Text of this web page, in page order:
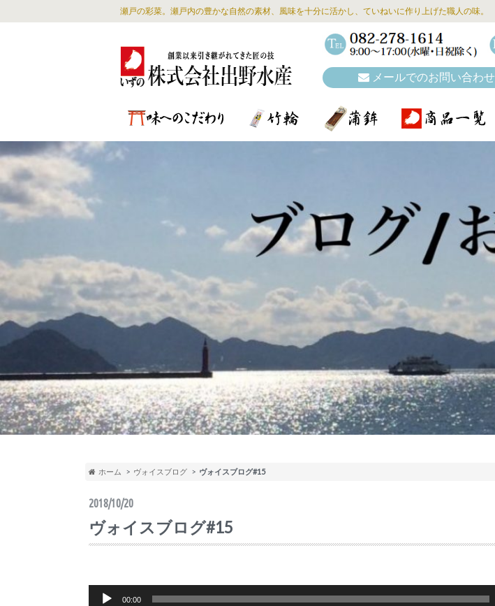
瀬戸の彩菜。瀬戸内の豊かな自然の素材、風味を十分に活かし、ていねいに作り上げた職人の味。
メールでのお問い合わ
ホーム ヴォイスブログ ヴォイスブログ#15
2018/10/20
ヴォイスブログ#15
00:00